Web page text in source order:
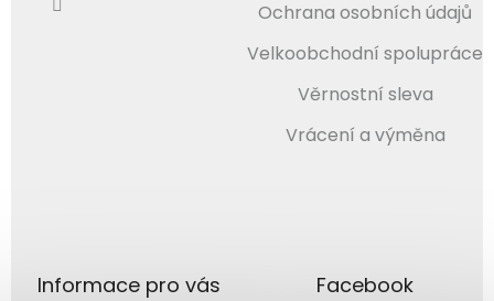
Ochrana osobních údajů
Velkoobchodní spolupráce
Věrnostní sleva
Vrácení a výměna
Informace pro vás Facebook